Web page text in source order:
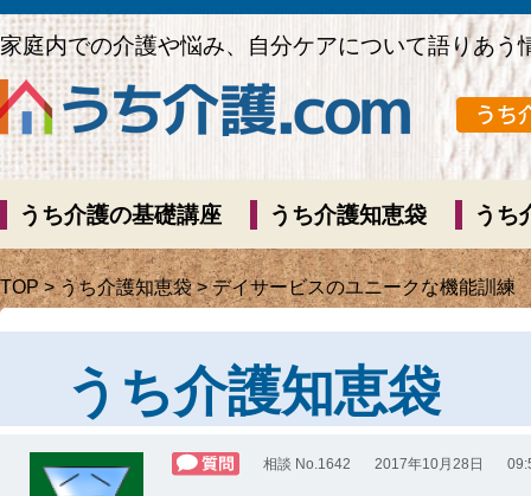
家庭内での介護や悩み、自分ケアについて語りあう
うち介護の基礎講座 うち介護知恵袋 うち
TOP>うち介護知恵袋> デイサービスのユニークな機能訓練
うち介護知恵袋
相談 No.1642 2017年10月28日